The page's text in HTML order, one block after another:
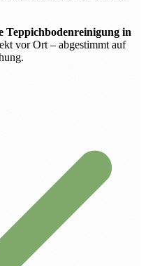
Teppichbodenreinigung in
vor Ort – abgestimmt auf